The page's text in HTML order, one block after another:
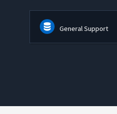
General Support